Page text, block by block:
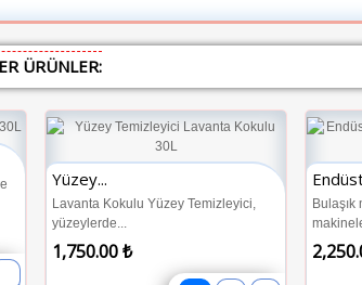
ÜRÜNLER:
Yüzey...
Lavanta Kokulu Yüzey Temizleyici,
yüzeylerde...
1,750.00 ₺
Bulaşık